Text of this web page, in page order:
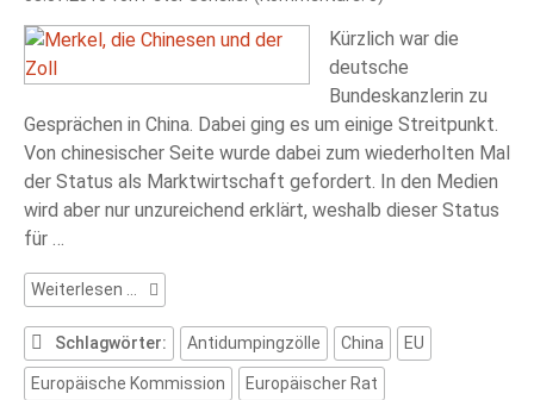
Kürzlich war die
deutsche
Bundeskanzlerin zu
Gesprächen in China. Dabei ging es um einige Streitpunkt.
Von chinesischer Seite wurde dabei zum wiederholten Mal
der Status als Marktwirtschaft gefordert. In den Medien
wird aber nur unzureichend erklärt, weshalb dieser Status
für …
Weiterlesen …
Merkel,
die
Chinesen
und
der
Schlagwörter: Antidumpingzölle China EU
Europäische Kommission Europäischer Rat